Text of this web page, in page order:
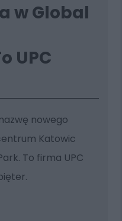
w Global
UPC
nowego
Katowic
To firma UPC